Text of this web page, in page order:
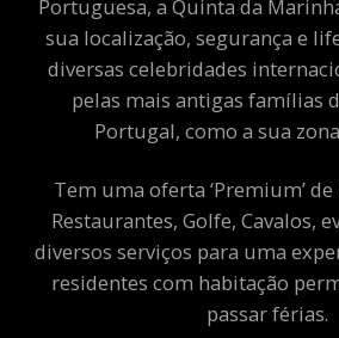
Portuguesa, a Quinta da
sua localização, segurança e
diversas celebridades
pelas mais antigas famílias
Portugal, como a sua
Tem uma oferta ‘Premium’
Restaurantes, Golfe, Cavalos,
diversos serviços para uma
residentes com habitação
passar férias.